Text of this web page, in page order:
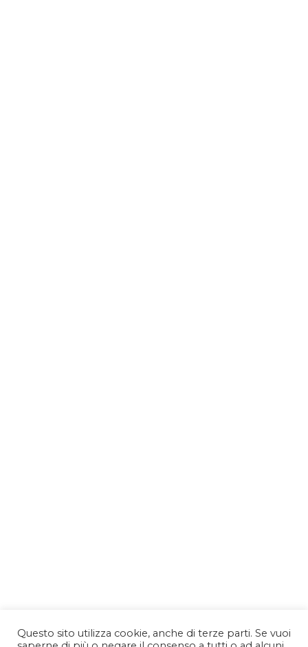
Questo sito utilizza cookie, anche di terze parti. Se vuoi